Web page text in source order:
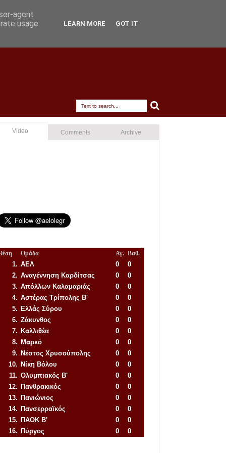
Video Comments Archive
Ομάδα Αγ. Βαθ.
1. ΑΕΛ 0
0
2. Αναγέννηση Καρδίτσας 0
0
3. Απόλλων Καλαμαριάς 0
0
4. Αστέρας Τρίπολης Β' 0
0
5. Ελλάς Σύρου 0
0
6. Ζάκυνθος 0
0
7. Καλλιθέα 0
0
8. Μαρκό 0
0
9. Νέστος Χρυσούπολης 0
0
10. Νίκη Βόλου 0
0
11. Ολυμπιακός Β' 0
0
12. Πανθρακικός 0
0
13. Πανιώνιος 0
0
14. Πανσερραϊκός 0
0
15. ΠΑΟΚ Β' 0
0
16. Πύργος 0
0
agent
usage
LEARN MORE GOT IT